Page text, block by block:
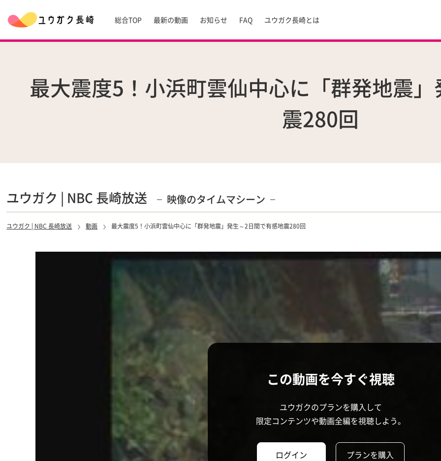
総合TOP 最新の動画 お知らせ FAQ ユウガク長崎とは
最大震度5！小浜町雲仙中心に「群発地震
震280回
ユウガク | NBC 長崎放送 映像のタイムマシーン
ユウガク | NBC 長崎放送 動画 最大震度5！小浜町雲仙中心に「群発地震」発生～2日間で有感地震280回
この動画を今すぐ視聴
ユウガクのプランを購入して
限定コンテンツや動画全編を視聴しよう。
ログイン プランを購入